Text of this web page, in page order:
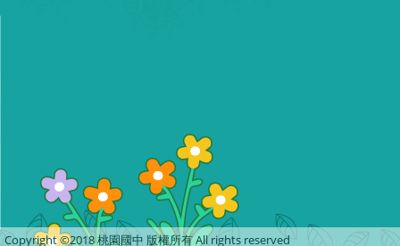
Copyright ©2018 桃園國中 版權所有 All rights reserved